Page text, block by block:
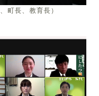
町長、教育長）